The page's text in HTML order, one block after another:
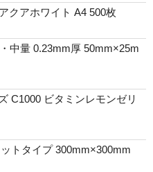
クアホワイト A4 500枚
中量 0.23mm厚 50mm×25m
C1000 ビタミンレモンゼリ
トタイプ 300mm×300mm